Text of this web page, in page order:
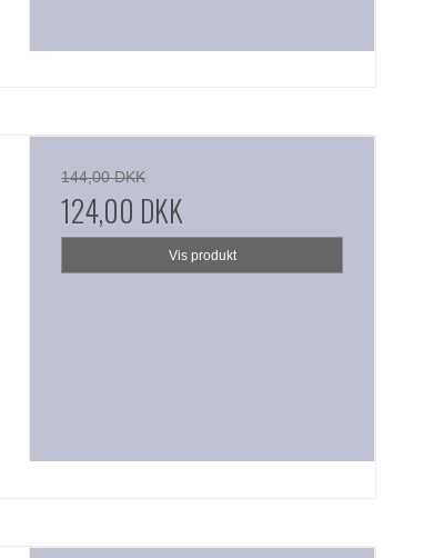
144,00 DKK
124,00 DKK
Vis produkt